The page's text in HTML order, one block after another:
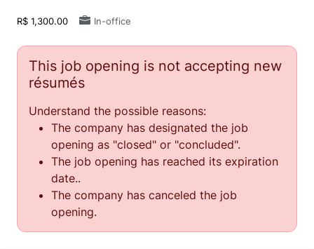
R$ 1,300.00 In-office
This job opening is not accepting new
résumés
Understand the possible reasons:
The company has designated the job
opening as "closed" or "concluded".
The job opening has reached its expiration
date..
The company has canceled the job
opening.